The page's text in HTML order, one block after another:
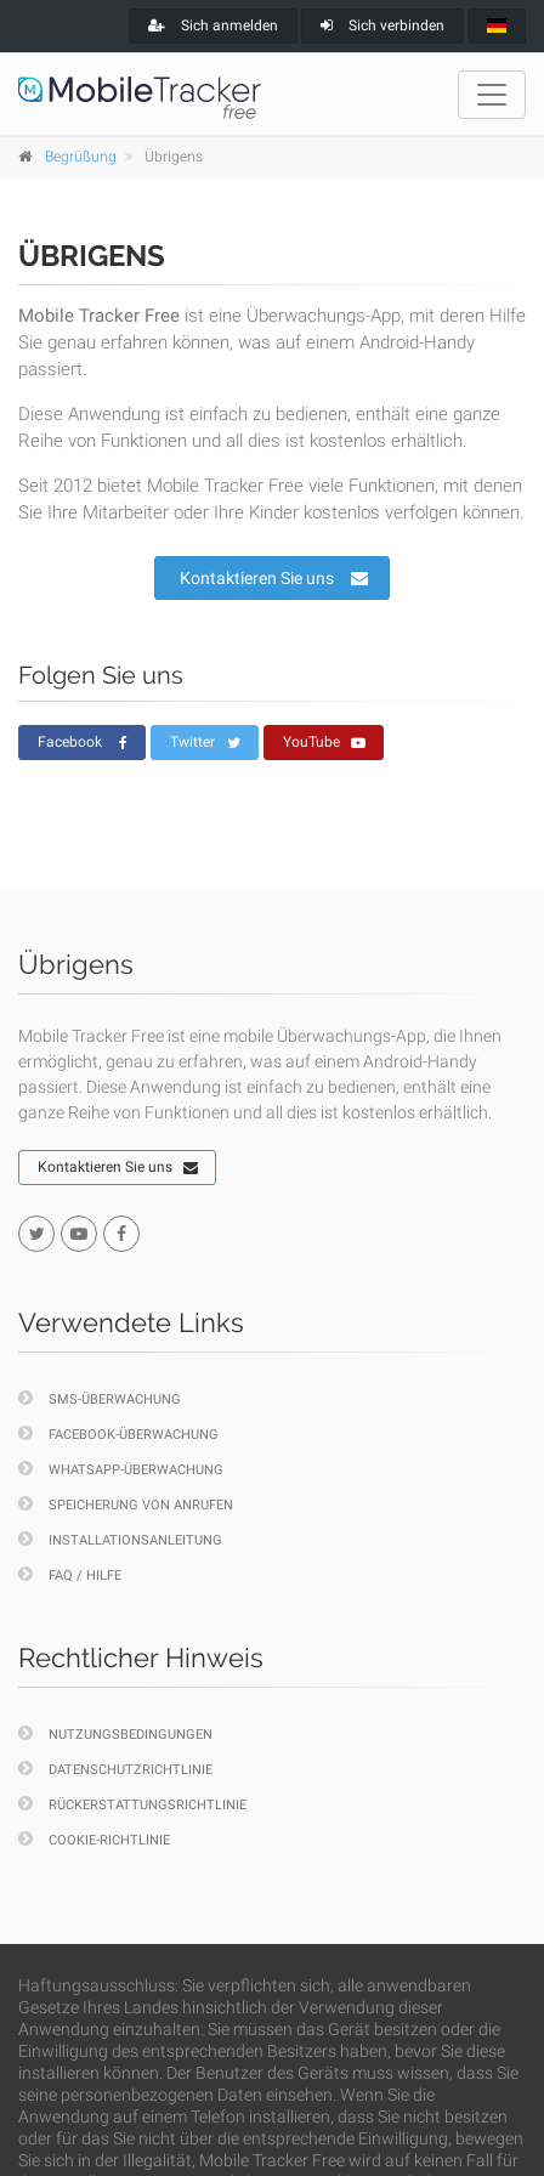
Sich anmelden Sich verbinden
Begrüßung Übrigens
ÜBRIGENS
Mobile Tracker Free ist eine Überwachungs-App, mit deren Hilfe
Sie genau erfahren können, was auf einem Android-Handy
passiert.
Diese Anwendung ist einfach zu bedienen, enthält eine ganze
Reihe von Funktionen und all dies ist kostenlos erhältlich.
Seit 2012 bietet Mobile Tracker Free viele Funktionen, mit denen
Sie Ihre Mitarbeiter oder Ihre Kinder kostenlos verfolgen können.
Kontaktieren Sie uns
Folgen Sie uns
Facebook Twitter YouTube
Übrigens
Mobile Tracker Free ist eine mobile Überwachungs-App, die Ihnen
ermöglicht, genau zu erfahren, was auf einem Android-Handy
passiert. Diese Anwendung ist einfach zu bedienen, enthält eine
ganze Reihe von Funktionen und all dies ist kostenlos erhältlich.
Kontaktieren Sie uns
Verwendete Links
SMS-ÜBERWACHUNG
FACEBOOK-ÜBERWACHUNG
WHATSAPP-ÜBERWACHUNG
SPEICHERUNG VON ANRUFEN
INSTALLATIONSANLEITUNG
FAQ / HILFE
Rechtlicher Hinweis
NUTZUNGSBEDINGUNGEN
DATENSCHUTZRICHTLINIE
RÜCKERSTATTUNGSRICHTLINIE
COOKIE-RICHTLINIE
Haftungsausschluss: Sie verpflichten sich, alle anwendbaren
Gesetze Ihres Landes hinsichtlich der Verwendung dieser
Anwendung einzuhalten. Sie müssen das Gerät besitzen oder die
Einwilligung des entsprechenden Besitzers haben, bevor Sie diese
installieren können. Der Benutzer des Geräts muss wissen, dass Sie
seine personenbezogenen Daten einsehen. Wenn Sie die
Anwendung auf einem Telefon installieren, dass Sie nicht besitzen
oder für das Sie nicht über die entsprechende Einwilligung, bewegen
Sie sich in der Illegalität, Mobile Tracker Free wird auf keinen Fall für